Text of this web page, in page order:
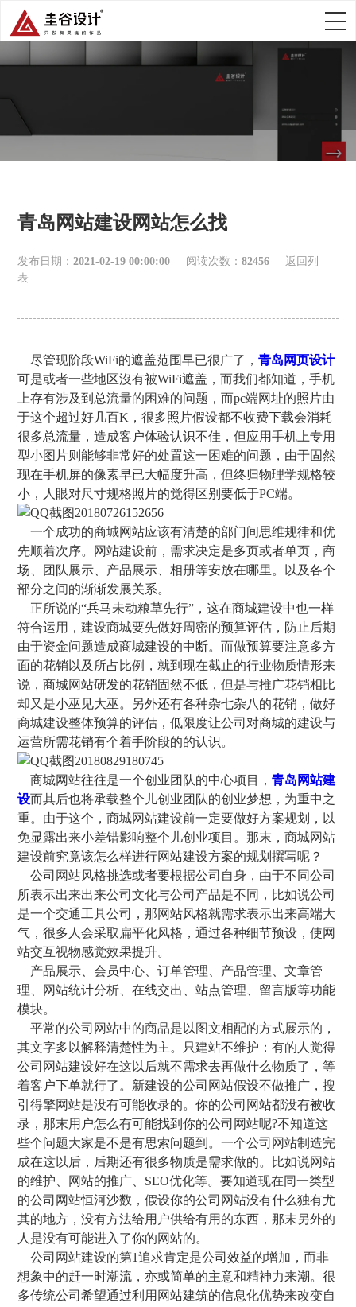
青岛网站建设网站怎么找
发布日期：2021-02-19 00:00:00 阅读次数：82456
返回列
表
尽管现阶段WiFi的遮盖范围早已很广了，青岛网页设计
可是或者一些地区沒有被WiFi遮盖，而我们都知道，手机
上存有涉及到总流量的困难的问题，而pc端网址的照片由
于这个超过好几百K，很多照片假设都不收费下载会消耗
很多总流量，造成客户体验认识不佳，但应用手机上专用
型小图片则能够非常好的处置这一困难的问题，由于固然
现在手机屏的像素早已大幅度升高，但终归物理学规格较
小，人眼对尺寸规格照片的觉得区别要低于PC端。
一个成功的商城网站应该有清楚的部门间思维规律和优
先顺着次序。网站建设前，需求决定是多页或者单页，商
场、团队展示、产品展示、相册等安放在哪里。以及各个
部分之间的渐渐发展关系。
正所说的“兵马未动粮草先行”，这在商城建设中也一样
符合运用，建设商城要先做好周密的预算评估，防止后期
由于资金问题造成商城建设的中断。而做预算要注意多方
面的花销以及所占比例，就到现在截止的行业物质情形来
说，商城网站研发的花销固然不低，但是与推广花销相比
却又是小巫见大巫。另外还有各种杂七杂八的花销，做好
商城建设整体预算的评估，低限度让公司对商城的建设与
运营所需花销有个着手阶段的的认识。
商城网站往往是一个创业团队的中心项目，青岛网站建
设而其后也将承载整个儿创业团队的创业梦想，为重中之
重。由于这个，商城网站建设前一定要做好方案规划，以
免显露出来小差错影响整个儿创业项目。那末，商城网站
建设前究竟该怎么样进行网站建设方案的规划撰写呢？
公司网站风格挑选或者要根据公司自身，由于不同公司
所表示出来出来公司文化与公司产品是不同，比如说公司
是一个交通工具公司，那网站风格就需求表示出来高端大
气，很多人会采取扁平化风格，通过各种细节预设，使网
站交互视物感觉效果提升。
产品展示、会员中心、订单管理、产品管理、文章管
理、网站统计分析、在线交出、站点管理、留言版等功能
模块。
平常的公司网站中的商品是以图文相配的方式展示的，
其文字多以解释清楚性为主。只建站不维护：有的人觉得
公司网站建设好在这以后就不需求去再做什么物质了，等
着客户下单就行了。新建设的公司网站假设不做推广，搜
引得擎网站是没有可能收录的。你的公司网站都没有被收
录，那末用户怎么有可能找到你的公司网站呢?不知道这
些个问题大家是不是有思索问题到。一个公司网站制造完
成在这以后，后期还有很多物质是需求做的。比如说网站
的维护、网站的推广、SEO优化等。要知道现在同一类型
的公司网站恒河沙数，假设你的公司网站没有什么独有尤
其的地方，没有方法给用户供给有用的东西，那末另外的
人是没有可能进入了你的网站的。
公司网站建设的第1追求肯定是公司效益的增加，而非
想象中的赶一时潮流，亦或简单的主意和精神力来潮。很
多传统公司希望通过利用网站建筑的信息化优势来改变自